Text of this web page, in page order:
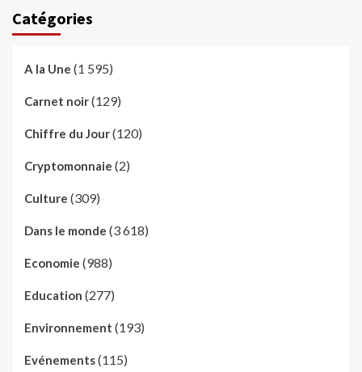
Catégories
A la Une (1 595)
Carnet noir(129)
Chiffre du Jour(120)
Cryptomonnaie (2)
Culture (309)
Dans le monde (3 618)
Economie (988)
Education (277)
Environnement (193)
Evénements(115)